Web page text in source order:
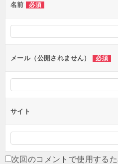
ー
シ
ョ
ン
名前 必須
メール（公開されません） 必須
サイト
次回のコメントで使用する